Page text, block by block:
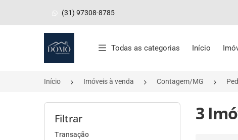
(31) 97308-8785
Página inicial
Todas as categorias Início
Início Imóveis à venda Contagem/MG
Filtrar
Transação
3